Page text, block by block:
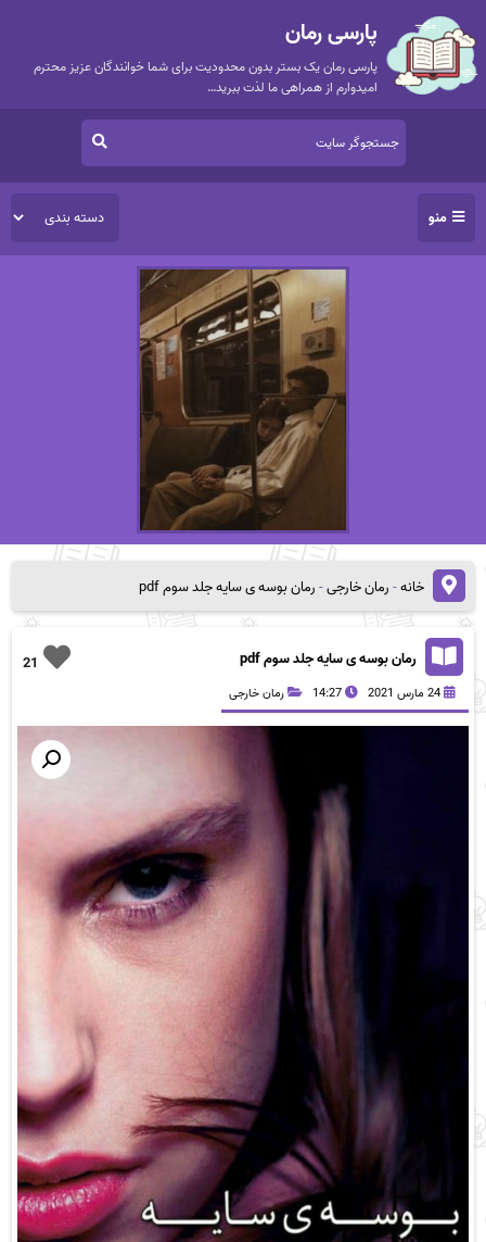
پارسی رمان
پارسی رمان یک بستر بدون محدودیت برای شما خوانندگان عزیز محترم
امیدوارم از همراهی ما لذت ببرید…
منو
خانه-رمان خارجی-رمان بوسه ی سایه جلد سوم pdf
21 رمان بوسه ی سایه جلد سوم pdf
24 مارس 2021 14:27 رمان خارجی